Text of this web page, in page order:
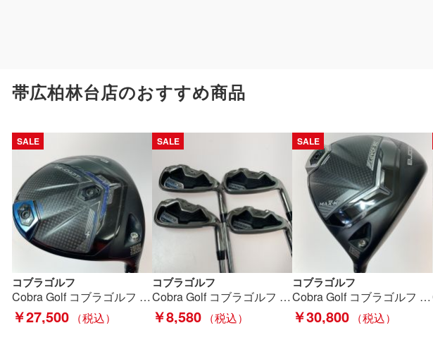
帯広柏林台店のおすすめ商品
SALE
コブラゴルフ
Cobra Golf コブラゴルフ DS-ADAPT X 1W 10.5° ドライバー Speeder NX for Cobra S カバー付 Cランク
￥27,500
SALE
コブラゴルフ
Cobra Golf コブラゴルフ Baffler XL 7-9.P 4本 アイアンセット Cランク
￥8,580
SALE
コブラゴルフ
Cobra Golf コブラゴルフ DS-ADAPT MAX-K 1W 9.0° ドライバー LINQ M40X 6F4 カバー付 Bランク
￥30,800